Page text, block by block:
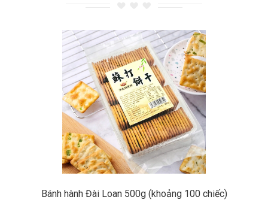
Bánh hành Đài Loan 500g (khoảng 100 chiếc)